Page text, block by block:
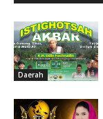
Daerah